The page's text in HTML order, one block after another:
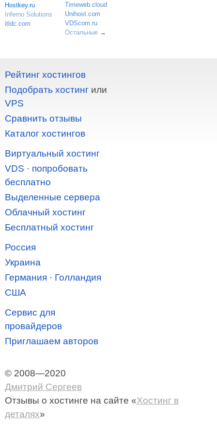
Hostkey.ru
Inferno Solutions
itldc.com
Timeweb.cloud
Unihost.com
VDScom.ru
Остальные→
Рейтинг хостингов
Подобрать хостинг или
VPS
Сравнить отзывы
Каталог хостингов
Виртуальный хостинг
VDS · попробовать
бесплатно
Выделенные сервера
Облачный хостинг
Бесплатный хостинг
Россия
Украина
Германия · Голландия
США
Сервис для
провайдеров
Приглашаем авторов
© 2008—2020
Дмитрий Сергеев
Отзывы о хостинге на сайте «Хостинг в
деталях»